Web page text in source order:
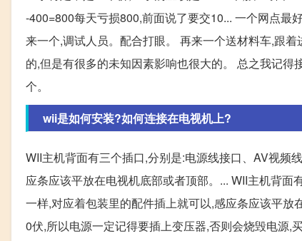
-400=800每天亏损800,前面说了要交10... 一个网点最
来一个,调试人员。配合打眼。 再来一个送材料车,跟
的,但是有很多的未知因素影响也很大的。 总之我记
个。
wii是如何安装?如何连接在电视机上?
WII主机背面有三个插口,分别是:电源线接口、AV视频
应条应该平放在电视机底部或者顶部。... WII主机背
一样,对应着包装里的配件插上就可以,感应条应该平放
0伏,所以电源一定记得要插上变压器,否则会烧毁电源,